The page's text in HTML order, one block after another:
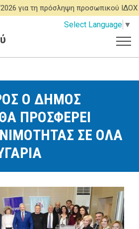
Παράκαμψη
προς
περιεχόμενο
πρόσληψη προσωπικού ΙΔΟΧ του
Select Language ▼
Ο ΔΗΜΟΣ
ΠΡΟΣΦΕΡΕΙ
ΣΕ ΟΛΑ